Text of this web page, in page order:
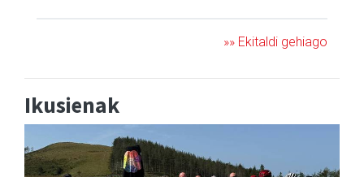
»» Ekitaldi gehiago
Ikusienak